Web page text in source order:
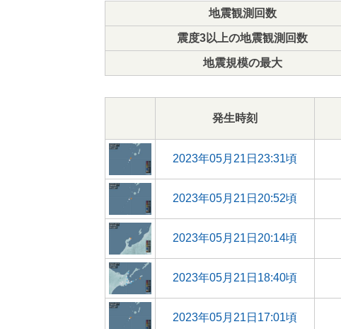
地震観測回数
震度3以上の地震観測回数
地震規模の最大
発生時刻
2023年05月21日23:31頃
2023年05月21日20:52頃
2023年05月21日20:14頃
2023年05月21日18:40頃
2023年05月21日17:01頃